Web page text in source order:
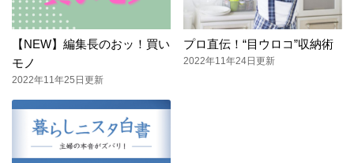
【NEW】編集長のおッ！買い
モノ
2022年11年25日更新
プロ直伝！“目ウロコ”収納術
2022年11年24日更新